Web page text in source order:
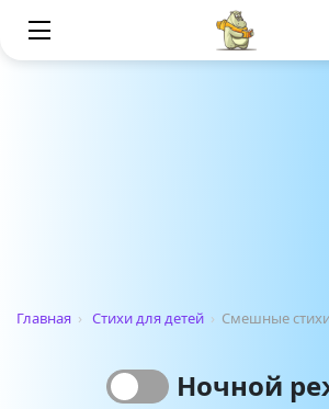
Главная › Стихи для детей › Смешные
Ночной